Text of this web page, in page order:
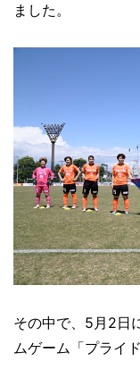
ました。
その中で、5月2日
ムゲーム「プライ